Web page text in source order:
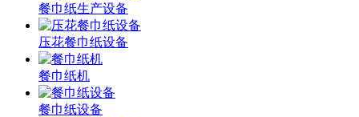
餐巾纸生产设备
压花餐巾纸设备
餐巾纸机
餐巾纸设备